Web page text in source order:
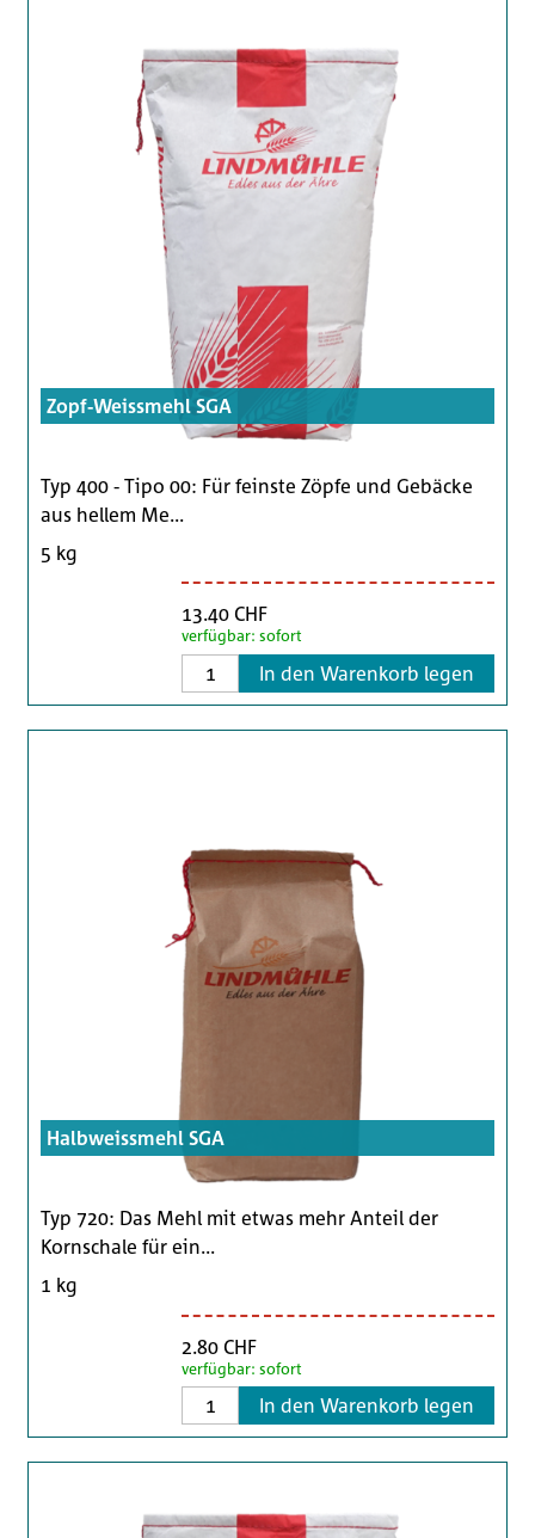
Zopf-Weissmehl SGA
Typ 400 - Tipo 00: Für feinste Zöpfe und Gebäcke
aus hellem Me...
5 kg
13.40 CHF
verfügbar: sofort
In den Warenkorb legen
Halbweissmehl SGA
Typ 720: Das Mehl mit etwas mehr Anteil der
Kornschale für ein...
1 kg
2.80 CHF
verfügbar: sofort
In den Warenkorb legen